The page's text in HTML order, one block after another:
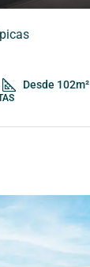
Desde 102m²